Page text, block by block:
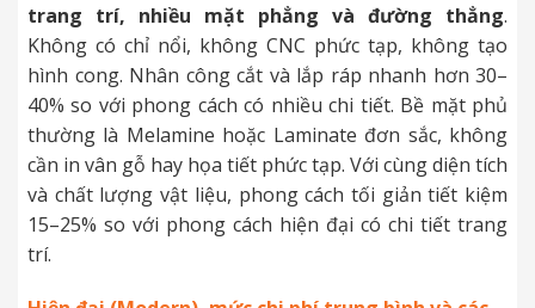
trang trí, nhiều mặt phẳng và đường thẳng.
Không có chỉ nổi, không CNC phức tạp, không tạo
hình cong. Nhân công cắt và lắp ráp nhanh hơn 30–
40% so với phong cách có nhiều chi tiết. Bề mặt phủ
thường là Melamine hoặc Laminate đơn sắc, không
cần in vân gỗ hay họa tiết phức tạp. Với cùng diện tích
và chất lượng vật liệu, phong cách tối giản tiết kiệm
15–25% so với phong cách hiện đại có chi tiết trang
trí.